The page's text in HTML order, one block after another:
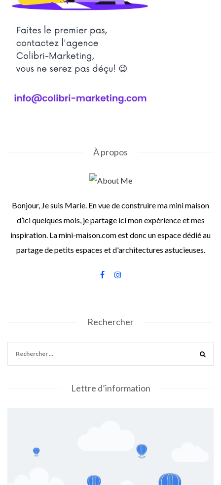
À propos
Bonjour, Je suis Marie. En vue de construire ma mini maison
d’ici quelques mois, je partage ici mon expérience et mes
inspiration. La mini-maison.com est donc un espace dédié au
partage de petits espaces et d'architectures astucieuses.
Rechercher
Lettre d’information